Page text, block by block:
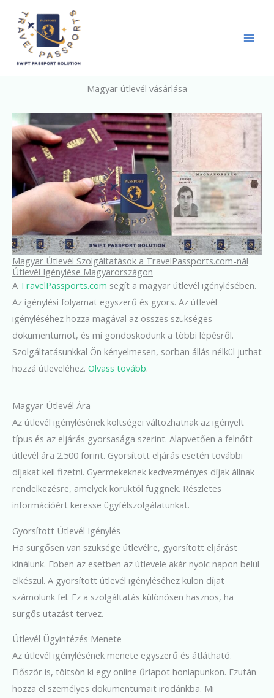
content
Magyar útlevél vásárlása
Magyar Útlevél Szolgáltatások a TravelPassports.com-nál
Útlevél Igénylése Magyarországon
A TravelPassports.com segít a magyar útlevél igénylésében.
Az igénylési folyamat egyszerű és gyors. Az útlevél
igényléséhez hozza magával az összes szükséges
dokumentumot, és mi gondoskodunk a többi lépésről.
Szolgáltatásunkkal Ön kényelmesen, sorban állás nélkül juthat
hozzá útleveléhez. Olvass tovább.
Magyar Útlevél Ára
Az útlevél igénylésének költségei változhatnak az igényelt
típus és az eljárás gyorsasága szerint. Alapvetően a felnőtt
útlevél ára 2.500 forint. Gyorsított eljárás esetén további
díjakat kell fizetni. Gyermekeknek kedvezményes díjak állnak
rendelkezésre, amelyek koruktól függnek. Részletes
információért keresse ügyfélszolgálatunkat.
Gyorsított Útlevél Igénylés
Ha sürgősen van szüksége útlevélre, gyorsított eljárást
kínálunk. Ebben az esetben az útlevele akár nyolc napon belül
elkészül. A gyorsított útlevél igényléséhez külön díjat
számolunk fel. Ez a szolgáltatás különösen hasznos, ha
sürgős utazást tervez.
Útlevél Ügyintézés Menete
Az útlevél igénylésének menete egyszerű és átlátható.
Először is, töltsön ki egy online űrlapot honlapunkon. Ezután
hozza el személyes dokumentumait irodánkba. Mi